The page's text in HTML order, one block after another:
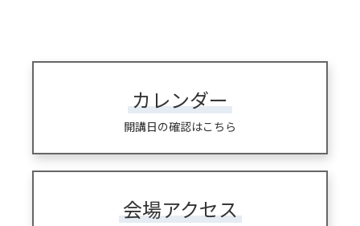
カレンダー
開講日の確認はこちら
会場アクセス